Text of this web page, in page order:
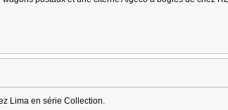
Lima en série Collection.